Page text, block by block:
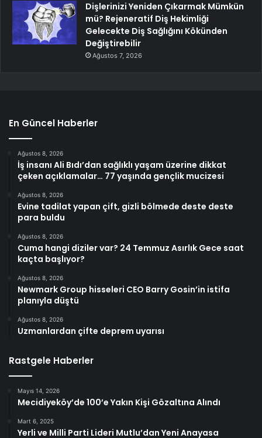
Dişlerinizi Yeniden Çıkarmak Mümkün
mü? Rejeneratif Diş Hekimliği
Gelecekte Diş Sağlığını Kökünden
Değiştirebilir
Ağustos 7, 2026
En Güncel Haberler
Ağustos 8, 2026
İş insanı Ali Bıdı’dan sağlıklı yaşam üzerine dikkat
çeken açıklamalar… 77 yaşında gençlik mucizesi
Ağustos 8, 2026
Evine tadilat yapan çift, gizli bölmede deste deste
para buldu
Ağustos 8, 2026
Cuma hangi diziler var? 24 Temmuz Asırlık Gece saat
kaçta başlıyor?
Ağustos 8, 2026
Newmark Group hisseleri CEO Barry Gosin’in istifa
planıyla düştü
Ağustos 8, 2026
Uzmanlardan çifte deprem uyarısı
Rastgele Haberler
Mayıs 14, 2026
Mecidiyeköy’de 100’e Yakın Kişi Gözaltına Alındı
Mart 6, 2025
Yerli ve Milli Parti Lideri Mutlu’dan Yeni Anayasa